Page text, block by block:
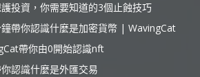
護投資，你需要知道的3個止蝕技巧
鐘帶你認識什麼是加密貨幣 | WavingCat
帶你由0開始認識nft
認識什麼是外匯交易